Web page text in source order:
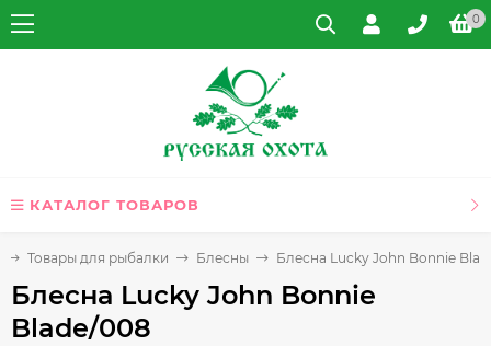
0
КАТАЛОГ ТОВАРОВ
Товары для рыбалки Блесны Блесна Lucky John Bonnie
Блесна Lucky John Bonnie
Blade/008